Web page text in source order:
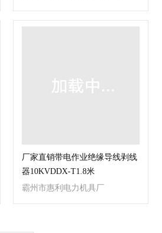
厂家直销带电作业绝缘导线剥线
器10KVDDX-T1.8米
霸州市惠利电力机具厂